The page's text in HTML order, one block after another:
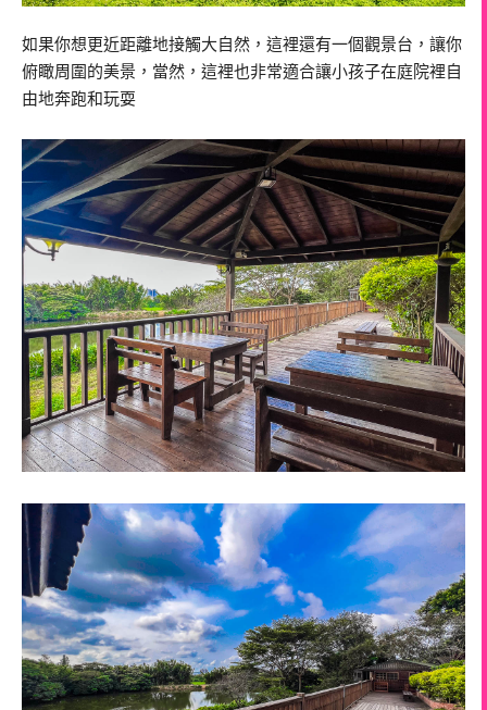
如果你想更近距離地接觸大自然，這裡還有一個觀景台，讓你
俯瞰周圍的美景，當然，這裡也非常適合讓小孩子在庭院裡自
由地奔跑和玩耍